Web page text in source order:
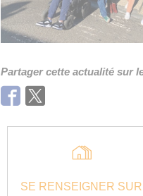
Partager cette actualité sur
Facebook
SE RENSEIGNER SUR